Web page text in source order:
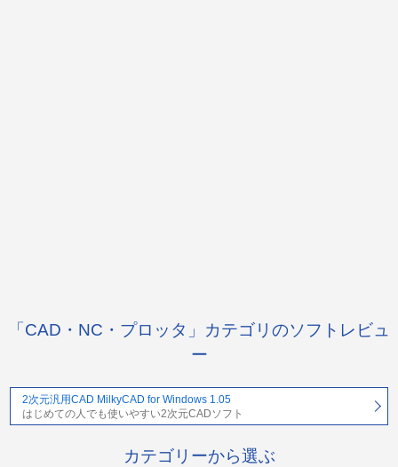
「CAD・NC・プロッタ」カテゴリのソフトレビュ
ー
2次元汎用CAD MilkyCAD for Windows 1.05
はじめての人でも使いやすい2次元CADソフト
カテゴリーから選ぶ